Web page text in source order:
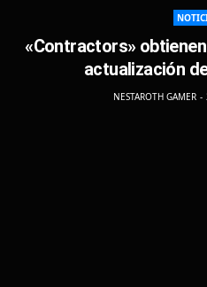
«Contractors»
actualización
NESTAROTH GAMER